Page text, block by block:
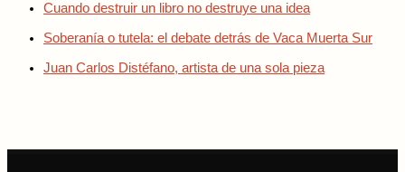
Cuando destruir un libro no destruye una idea
Soberanía o tutela: el debate detrás de Vaca Muerta Sur
Juan Carlos Distéfano, artista de una sola pieza